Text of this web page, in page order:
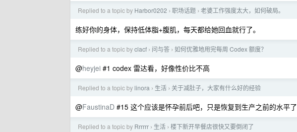
Replied to a topic by Harbor0202 › 职场话题 › 老婆工作强度太大，如何破局。
练好你的身体，保持低体脂+腹肌，每天都给她回血就行了。
Replied to a topic byclacf › 问与答 › 如何优雅地用完每周 Codex 额度？
@heyjei #1 codex 雷达看，好像性价比不高
Replied to a topic by linora › 生活 › 关于减肚子，大家有什么好的经验
@FaustinaD #15 这个应该是怀孕前后吧，只是恢复到生产之前的水平了
Replied to a topic by Rrrrrr › 生活 › 楼下新开早餐店很快又要倒闭了